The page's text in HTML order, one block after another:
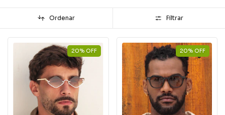
Ordenar Filtrar
20% OFF 20% OFF